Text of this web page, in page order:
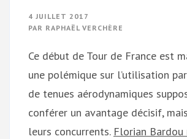
4 JUILLET 2017
PAR RAPHAËL VERCHÈRE
Ce début de Tour de France est
une polémique sur l’utilisation par
de tenues aérodynamiques
conférer un avantage décisif,
leurs concurrents. Florian Bardou